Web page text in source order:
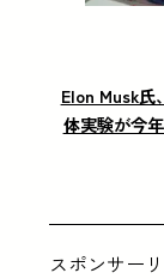
Elon Musk
体実験が今
スポンサー